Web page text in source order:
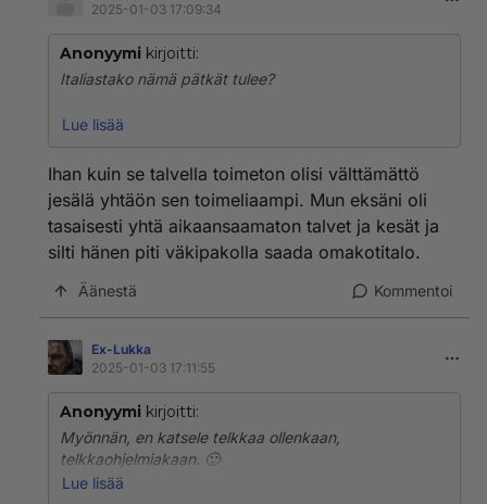
2025-01-03 17:09:34
Anonyymi kirjoitti:
Italiastako nämä pätkät tulee?
Jos näin, niin se on: ilmasto.
Tammikuisessa pakkassuomessa haluttaa vetää vaan
Kattellaan sitte kevväämmällä.
-keinovaginamies-
Lue lisää
Ihan kuin se talvella toimeton olisi välttämättö
jesälä yhtäön sen toimeliaampi. Mun eksäni oli
tasaisesti yhtä aikaansaamaton talvet ja kesät ja
silti hänen piti väkipakolla saada omakotitalo.
Äänestä Kommentoi
Ex-Lukka
2025-01-03 17:11:55
Anonyymi kirjoitti:
Myönnän, en katsele telkkaa ollenkaan,
telkkaohjelmiakaan. 🙂
Lue lisää